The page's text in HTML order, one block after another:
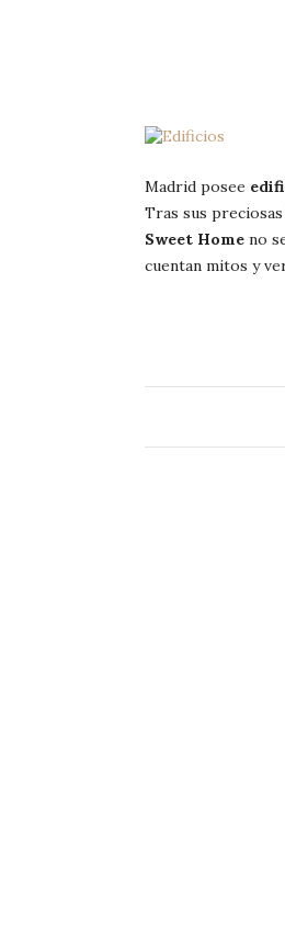
Madrid posee
Tras sus
Sweet Home no
cuentan mitos y